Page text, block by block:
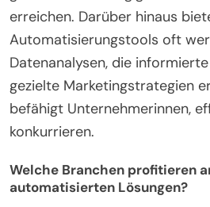
erreichen. Darüber hinaus
Automatisierungstools oft
Datenanalysen, die
gezielte Marketingstrategien
befähigt Unternehmerinnen,
konkurrieren.
Welche Branchen profitieren
automatisierten Lösungen?